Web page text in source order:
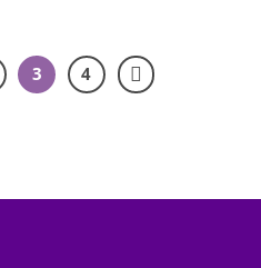
3 4